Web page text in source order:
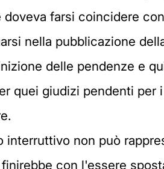
farsi coincidere
nella pubblicazione
delle pendenze e
quei giudizi pendenti per
non può
con l'essere